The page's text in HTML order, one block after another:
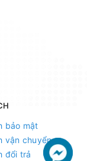
bảo mật
vận chuyển
đổi trả